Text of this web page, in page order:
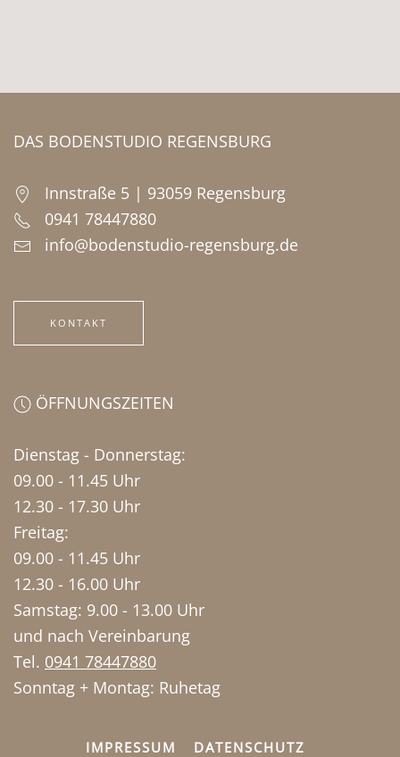
DAS BODENSTUDIO REGENSBURG
Innstraße 5 | 93059 Regensburg
0941 78447880
info@bodenstudio-regensburg.de
KONTAKT
ÖFFNUNGSZEITEN
Dienstag - Donnerstag:
09.00 - 11.45 Uhr
12.30 - 17.30 Uhr
Freitag:
09.00 - 11.45 Uhr
12.30 - 16.00 Uhr
Samstag: 9.00 - 13.00 Uhr
und nach Vereinbarung
Tel. 0941 78447880
Sonntag + Montag: Ruhetag
IMPRESSUM DATENSCHUTZ